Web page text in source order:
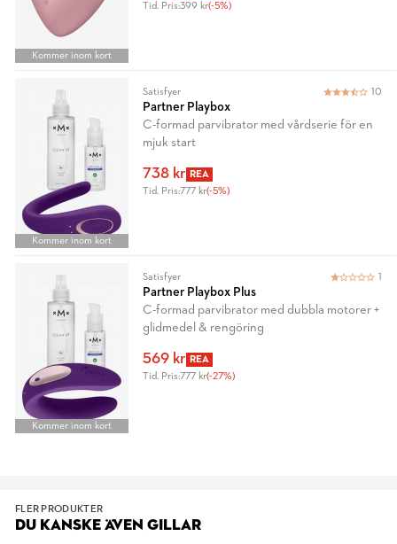
Kommer inom kort
Tid. Pris:399 kr(-5%)
Kommer inom kort
10
Satisfyer
Partner Playbox
C-formad parvibrator med vårdserie för en
mjuk start
738 kr REA
Tid. Pris:777 kr(-5%)
Kommer inom kort
1
Satisfyer
Partner Playbox Plus
C-formad parvibrator med dubbla motorer +
glidmedel & rengöring
569 kr REA
Tid. Pris:777 kr(-27%)
FLER PRODUKTER
DU KANSKE ÄVEN GILLAR